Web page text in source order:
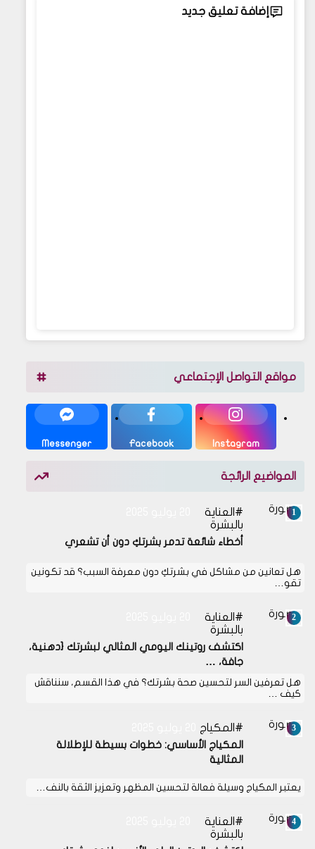
إضافة تعليق جديد
مواقع التواصل الإجتماعي
Instagram
Facebook
Messenger
المواضيع الرائجة
العناية
بالبشرة
أخطاء شائعة تدمر بشرتكِ دون أن تشعري
هل تعانين من مشاكل في بشرتكِ دون معرفة السبب؟ قد تكونين
تقو…
العناية
بالبشرة
اكتشف روتينك اليومي المثالي لبشرتك {دهنية،
جافة، …
هل تعرفين السر لتحسين صحة بشرتك؟ في هذا القسم، سنناقش
كيف …
المكياج
المكياج الأساسي: خطوات بسيطة للإطلالة
المثالية
يعتبر المكياج وسيلة فعالة لتحسين المظهر وتعزيز الثقة بالنف…
العناية
بالبشرة